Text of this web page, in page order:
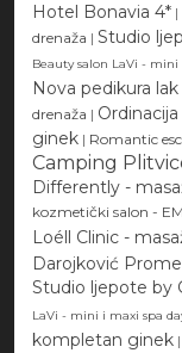
Hotel Bonavia 4* |
drenaža | Studio
Beauty salon LaVi - mini
Nova pedikura lak
drenaža |
ginek | Romantic
Camping
Differently -
kozmetički salon -
Loéll Clinic -
Darojković
Studio ljepote by
LaVi - mini i maxi spa
kompletan ginek |